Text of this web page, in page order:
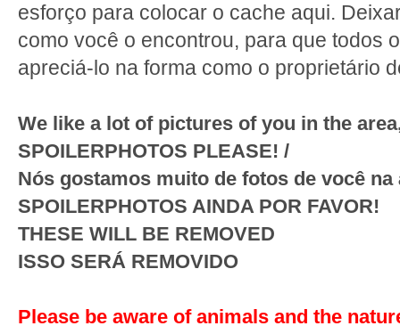
esforço para colocar o cache aqui.
como você o encontrou, para que todos
apreciá-lo na forma como o proprietário
We like a lot of pictures of you in the
SPOILERPHOTOS PLEASE! /
Nós gostamos muito de fotos de você na
SPOILERPHOTOS AINDA POR FAVOR!
THESE WILL BE REMOVED
ISSO SERÁ REMOVIDO
Please be aware of animals and the